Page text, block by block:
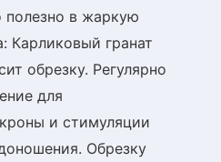
полезно в жаркую
Карликовый гранат
обрезку. Регулярно
для
и стимуляции
Обрезку